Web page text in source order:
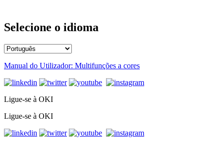
Selecione o idioma
Manual do Utilizador: Multifunções a cores
Ligue-se à OKI
Ligue-se à OKI